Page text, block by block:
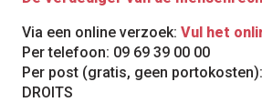
Via een online verzoek: Vul het
Per telefoon: 09 69 39 00 00
Per post (gratis, geen
DROITS